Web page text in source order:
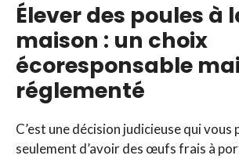
Élever des poules à
maison : un choix
écoresponsable
réglementé
C’est une décision judicieuse qui vous
seulement d’avoir des œufs frais à